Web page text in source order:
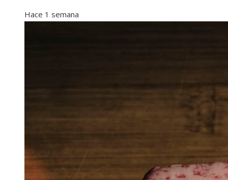
Hace 1 semana